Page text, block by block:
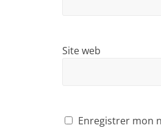
Site web
Enregistrer mon